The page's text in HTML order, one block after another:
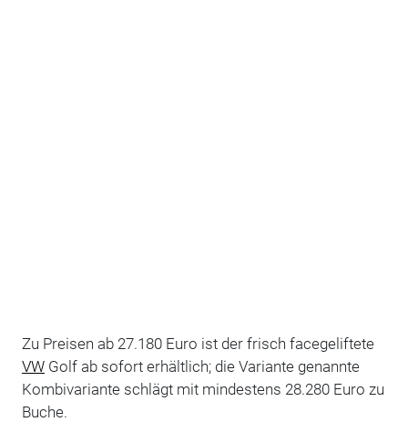
Zu Preisen ab 27.180 Euro ist der frisch facegeliftete
VWGolf ab sofort erhältlich; die Variante genannte
Kombivariante schlägt mit mindestens 28.280 Euro zu
Buche.